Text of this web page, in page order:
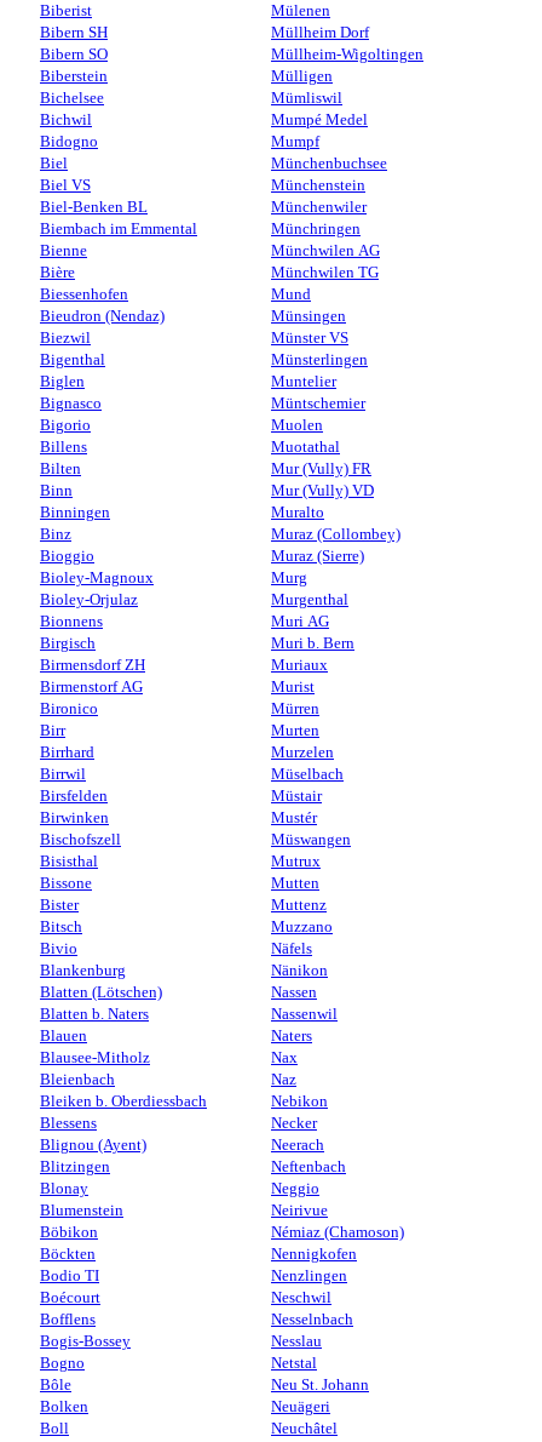
Biberist
Bibern SH
Bibern SO
Biberstein
Bichelsee
Bichwil
Bidogno
Biel
Biel VS
Biel-Benken BL
Biembach im Emmental
Bienne
Bière
Biessenhofen
Bieudron (Nendaz)
Biezwil
Bigenthal
Biglen
Bignasco
Bigorio
Billens
Bilten
Binn
Binningen
Binz
Bioggio
Bioley-Magnoux
Bioley-Orjulaz
Bionnens
Birgisch
Birmensdorf ZH
Birmenstorf AG
Bironico
Birr
Birrhard
Birrwil
Birsfelden
Birwinken
Bischofszell
Bisisthal
Bissone
Bister
Bitsch
Bivio
Blankenburg
Blatten (Lötschen)
Blatten b. Naters
Blauen
Blausee-Mitholz
Bleienbach
Bleiken b. Oberdiessbach
Blessens
Blignou (Ayent)
Blitzingen
Blonay
Blumenstein
Böbikon
Böckten
Bodio TI
Boécourt
Bofflens
Bogis-Bossey
Bogno
Bôle
Bolken
Boll
Mülenen
Müllheim Dorf
Müllheim-Wigoltingen
Mülligen
Mümliswil
Mumpé Medel
Mumpf
Münchenbuchsee
Münchenstein
Münchenwiler
Münchringen
Münchwilen AG
Münchwilen TG
Mund
Münsingen
Münster VS
Münsterlingen
Muntelier
Müntschemier
Muolen
Muotathal
Mur (Vully) FR
Mur (Vully) VD
Muralto
Muraz (Collombey)
Muraz (Sierre)
Murg
Murgenthal
Muri AG
Muri b. Bern
Muriaux
Murist
Mürren
Murten
Murzelen
Müselbach
Müstair
Mustér
Müswangen
Mutrux
Mutten
Muttenz
Muzzano
Näfels
Nänikon
Nassen
Nassenwil
Naters
Nax
Naz
Nebikon
Necker
Neerach
Neftenbach
Neggio
Neirivue
Némiaz (Chamoson)
Nennigkofen
Nenzlingen
Neschwil
Nesselnbach
Nesslau
Netstal
Neu St. Johann
Neuägeri
Neuchâtel